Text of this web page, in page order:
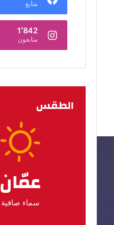
متابع
1٬842
متابعون
الطقس
عمّان
سماء صافية